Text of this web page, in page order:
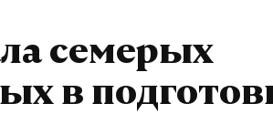
семерых
в